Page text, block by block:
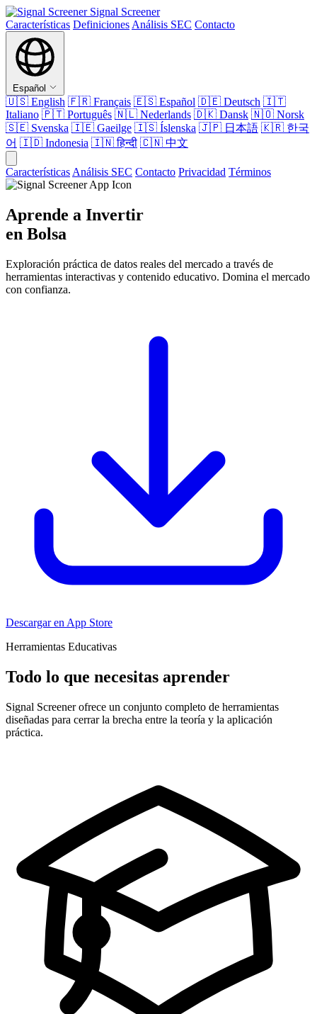
Signal Screener
Características Definiciones Análisis SEC Contacto
Español
🇺🇸 English 🇫🇷 Français 🇪🇸 Español 🇩🇪 Deutsch 🇮🇹
Italiano 🇵🇹 Português 🇳🇱 Nederlands 🇩🇰 Dansk 🇳🇴 Norsk
🇸🇪 Svenska 🇮🇪 Gaeilge 🇮🇸 Íslenska 🇯🇵 日本語 🇰🇷 한국
어 🇮🇩 Indonesia 🇮🇳हिन्दी 🇨🇳 中文
Características Análisis SEC Contacto Privacidad Términos
Aprende a Invertir
en Bolsa
Exploración práctica de datos reales del mercado a través de
herramientas interactivas y contenido educativo. Domina el mercado
con confianza.
Descargar en App Store
Herramientas Educativas
Todo lo que necesitas aprender
Signal Screener ofrece un conjunto completo de herramientas
diseñadas para cerrar la brecha entre la teoría y la aplicación
práctica.